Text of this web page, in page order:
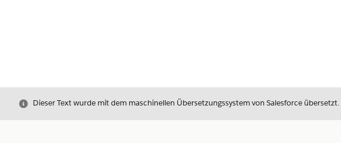
Schließen
Dieser Text wurde mit dem maschinellen Übersetzungssystem von Salesforce